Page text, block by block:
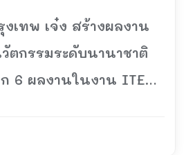
งเทพ เจ๋ง สร้างผลงาน
ตกรรมระดับนานาชาติ
6 ผลงานในงาน ITEX
มเปอร์ ประเทศ